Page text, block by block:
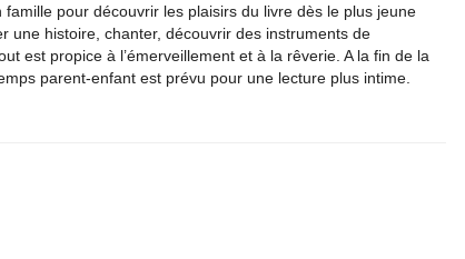
famille pour découvrir les plaisirs du livre dès le plus jeune
une histoire, chanter, découvrir des instruments de
est propice à l’émerveillement et à la rêverie. A la fin de la
parent-enfant est prévu pour une lecture plus intime.